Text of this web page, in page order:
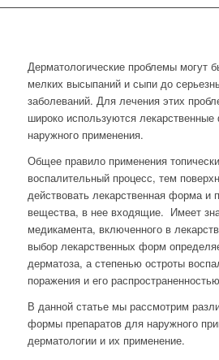
Дерматологические проблемы могут
мелких высыпаний и сыпи до
заболеваний. Для лечения этих
широко используются
наружного применения.
Общее правило применения
воспалительный процесс, тем
действовать лекарственная форма и
вещества, в нее входящие. Имеет
медикамента, включенного в
выбор лекарственных форм
дерматоза, а степенью остроты
поражения и его
В данной статье мы рассмотрим
формы препаратов для наружного
дерматологии и их применение.